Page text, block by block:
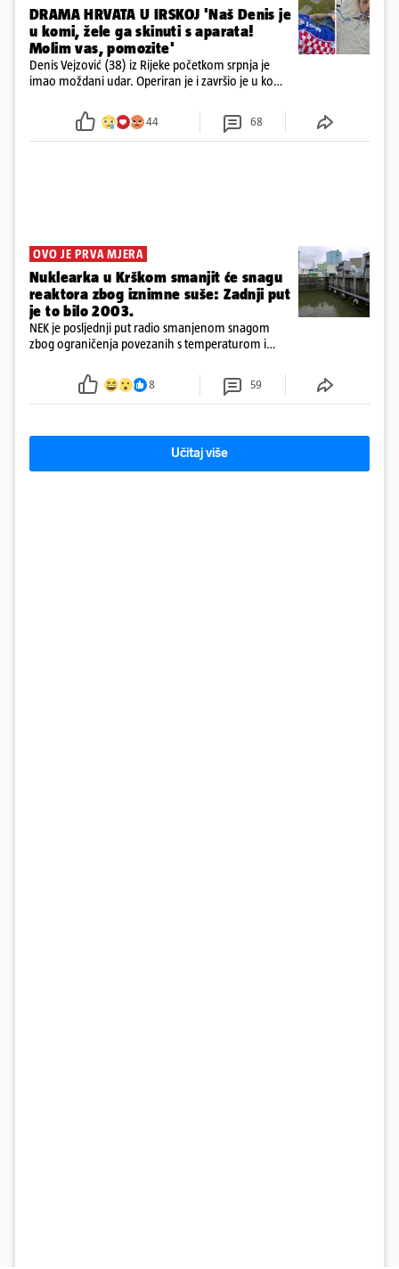
DRAMA HRVATA U IRSKOJ 'Naš Denis je
u komi, žele ga skinuti s aparata!
Molim vas, pomozite'
Denis Vejzović (38) iz Rijeke početkom srpnja je
imao moždani udar. Operiran je i završio je u komi.
tamošnji liječnici ne vjeruju u oporavak: 'Imamo
44 68
OVO JE PRVA MJERA
Nuklearka u Krškom smanjit će snagu
reaktora zbog iznimne suše: Zadnji put
je to bilo 2003.
NEK je posljednji put radio smanjenom snagom
zbog ograničenja povezanih s temperaturom i
smanjenje snage bilo potrebno više od 90 dana.
8 59
Učitaj više